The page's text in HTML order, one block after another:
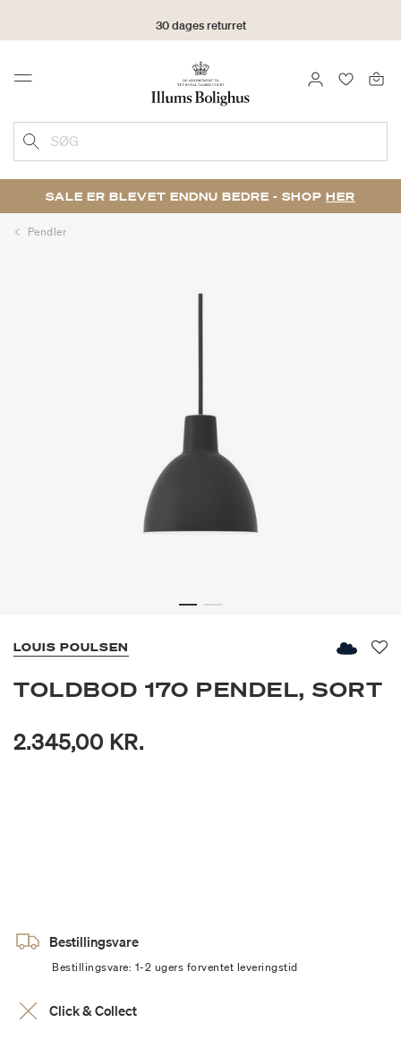
30 dages returret
Menu LOG IND
SØG
SALE ER BLEVET ENDNU BEDRE - SHOP HER
Pendler
LOUIS POULSEN
TOLDBOD 170 PENDEL, SORT
2.345,00 KR.
Bestillingsvare
Bestillingsvare: 1-2 ugers forventet leveringstid
Click & Collect